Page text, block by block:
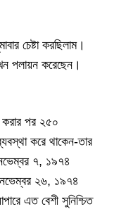
চেষ্টা করছিলাম।
পলায়ন করেছেন।
করার পর ২৫০
করে থাকেন-তার
৭, ১৯৭৪
নভেম্বর ২৬, ১৯৭৪
এত বেশী সুনিশ্চিত